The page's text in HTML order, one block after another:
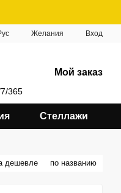
Желания Вход
365
Мой заказ
Стеллажи
дешевле по названию